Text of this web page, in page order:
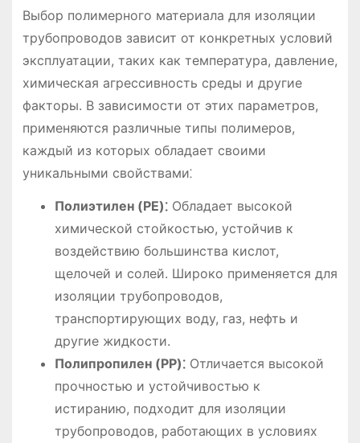
Выбор полимерного материала для изоляции
трубопроводов зависит от конкретных условий
эксплуатации, таких как температура, давление,
химическая агрессивность среды и другие
факторы. В зависимости от этих параметров,
применяются различные типы полимеров,
каждый из которых обладает своими
уникальными свойствами⁚
Полиэтилен (PE)⁚Обладает высокой
химической стойкостью, устойчив к
воздействию большинства кислот,
щелочей и солей. Широко применяется для
изоляции трубопроводов,
транспортирующих воду, газ, нефть и
другие жидкости.
Полипропилен (PP)⁚Отличается высокой
прочностью и устойчивостью к
истиранию, подходит для изоляции
трубопроводов, работающих в условиях